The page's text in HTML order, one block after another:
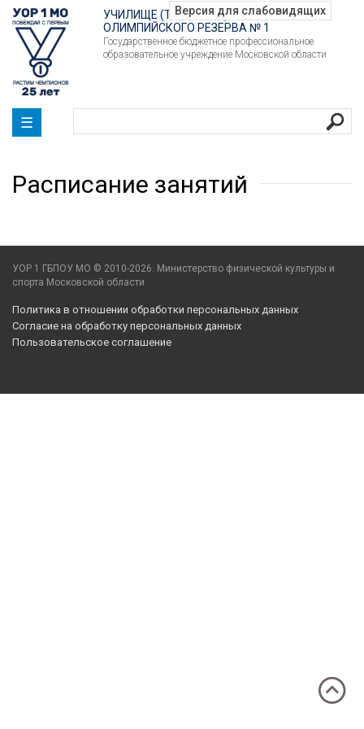
УЧИЛИЩЕ (ТЕХНИКУМ)
ОЛИМПИЙСКОГО РЕЗЕРВА № 1
Государственное бюджетное профессиональное
образовательное учреждение Московской области
☰
Расписание занятий
УОР 1 ГБПОУ МО © 2010-2026. Министерство физической культуры и
спорта Московской области
Политика в отношении обработки персональных данных
Согласие на обработку персональных данных
Пользовательское соглашение